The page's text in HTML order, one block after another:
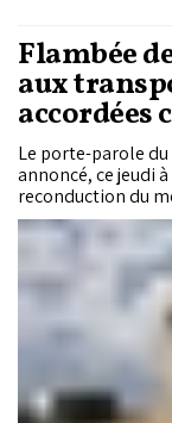
Flambée
aux
accordées
Le porte-parole
annoncé, ce jeudi
reconduction du
dans un contexte
précisé que cette
chaque 15 jours.